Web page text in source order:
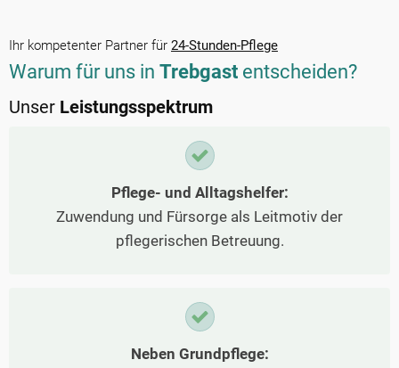
Ihr kompetenter Partner für 24-Stunden-Pflege
Warum für uns in Trebgast entscheiden?
Unser Leistungsspektrum
Pflege- und Alltagshelfer:
Zuwendung und Fürsorge als Leitmotiv der
pflegerischen Betreuung.
Neben Grundpflege: